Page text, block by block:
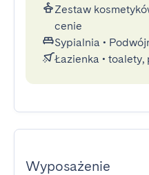
Zestaw
cenie
Sypialnia •
Łazienka • toalety,
Wyposażenie